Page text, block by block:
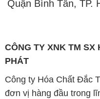
Quận Bình Tân, TP.
CÔNG TY XNK TM
PHÁT
Công ty Hóa Chất Đắc
đơn vị hàng đầu trong